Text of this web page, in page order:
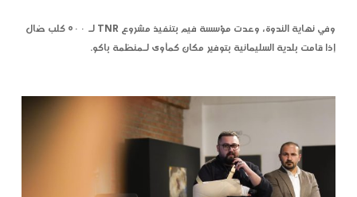
وفي نهاية الندوة، وعدت مؤسسة فيم بتنفيذ مشروع TNR لـ ٥٠٠ كلب ضال
إذا قامت بلدية السليمانية بتوفير مكان كمأوى لـمنظمة باكو.